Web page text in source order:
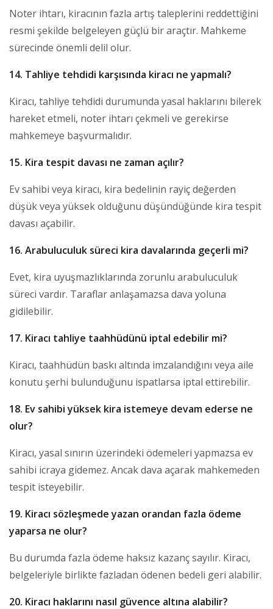
Noter ihtarı, kiracının fazla artış taleplerini reddettiğini
resmi şekilde belgeleyen güçlü bir araçtır. Mahkeme
sürecinde önemli delil olur.
14. Tahliye tehdidi karşısında kiracı ne yapmalı?
Kiracı, tahliye tehdidi durumunda yasal haklarını bilerek
hareket etmeli, noter ihtarı çekmeli ve gerekirse
mahkemeye başvurmalıdır.
15. Kira tespit davası ne zaman açılır?
Ev sahibi veya kiracı, kira bedelinin rayiç değerden
düşük veya yüksek olduğunu düşündüğünde kira tespit
davası açabilir.
16. Arabuluculuk süreci kira davalarında geçerli mi?
Evet, kira uyuşmazlıklarında zorunlu arabuluculuk
süreci vardır. Taraflar anlaşamazsa dava yoluna
gidilebilir.
17. Kiracı tahliye taahhüdünü iptal edebilir mi?
Kiracı, taahhüdün baskı altında imzalandığını veya aile
konutu şerhi bulunduğunu ispatlarsa iptal ettirebilir.
18. Ev sahibi yüksek kira istemeye devam ederse ne
olur?
Kiracı, yasal sınırın üzerindeki ödemeleri yapmazsa ev
sahibi icraya gidemez. Ancak dava açarak mahkemeden
tespit isteyebilir.
19. Kiracı sözleşmede yazan orandan fazla ödeme
yaparsa ne olur?
Bu durumda fazla ödeme haksız kazanç sayılır. Kiracı,
belgeleriyle birlikte fazladan ödenen bedeli geri alabilir.
20. Kiracı haklarını nasıl güvence altına alabilir?